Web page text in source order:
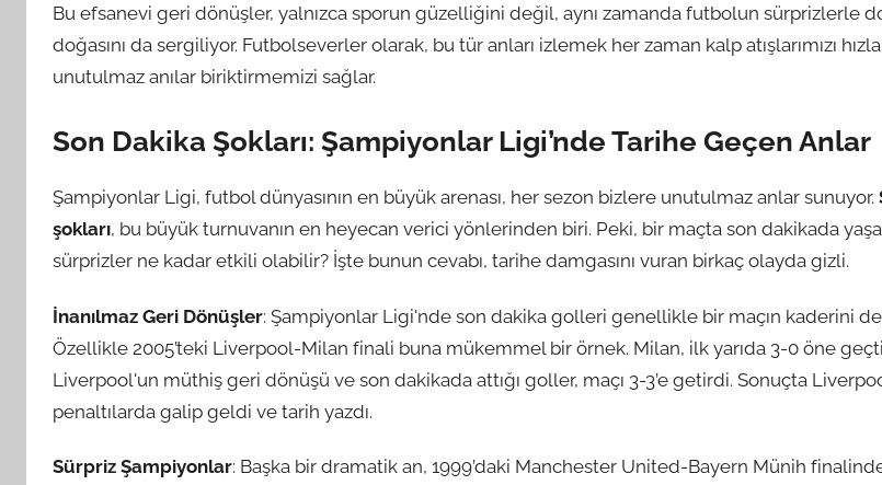
Bu efsanevi geri dönüşler, yalnızca sporun güzelliğini değil, aynı zamanda futbolun sürprizlerle
doğasını da sergiliyor. Futbolseverler olarak, bu tür anları izlemek her zaman kalp atışlarımızı
unutulmaz anılar biriktirmemizi sağlar.
Son Dakika Şokları: Şampiyonlar Ligi’nde Tarihe Geçen Anlar
Şampiyonlar Ligi, futbol dünyasının en büyük arenası, her sezon bizlere unutulmaz anlar sunuyor.
şokları, bu büyük turnuvanın en heyecan verici yönlerinden biri. Peki, bir maçta son dakikada
sürprizler ne kadar etkili olabilir? İşte bunun cevabı, tarihe damgasını vuran birkaç olayda gizli.
İnanılmaz Geri Dönüşler: Şampiyonlar Ligi'nde son dakika golleri genellikle bir maçın kaderini
Özellikle 2005’teki Liverpool-Milan finali buna mükemmel bir örnek. Milan, ilk yarıda 3-0 öne
Liverpool'un müthiş geri dönüşü ve son dakikada attığı goller, maçı 3-3’e getirdi. Sonuçta
penaltılarda galip geldi ve tarih yazdı.
Sürpriz Şampiyonlar: Başka bir dramatik an, 1999’daki Manchester United-Bayern Münih